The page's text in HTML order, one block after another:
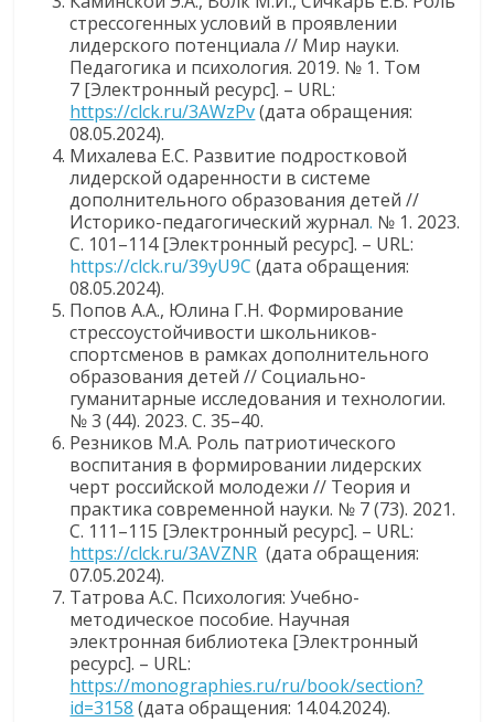
стрессогенных условий в проявлении
лидерского потенциала // Мир науки.
Педагогика и психология. 2019. № 1. Том
7 [Электронный ресурс]. – URL:
https://clck.ru/3AWzPv(дата обращения:
08.05.2024).
Михалева Е.С. Развитие подростковой
лидерской одаренности в системе
дополнительного образования детей //
Историко-педагогический журнал. № 1. 2023.
С. 101–114 [Электронный ресурс]. – URL:
https://clck.ru/39yU9C (дата обращения:
08.05.2024).
Попов А.А., Юлина Г.Н. Формирование
стрессоустойчивости школьников-
спортсменов в рамках дополнительного
образования детей // Социально-
гуманитарные исследования и технологии.
№ 3 (44). 2023. С. 35–40.
Резников М.А. Роль патриотического
воспитания в формировании лидерских
черт российской молодежи // Теория и
практика современной науки. № 7 (73). 2021.
С. 111–115 [Электронный ресурс]. – URL:
https://clck.ru/3AVZNR (дата обращения:
07.05.2024).
Татрова А.С. Психология: Учебно-
методическое пособие. Научная
электронная библиотека [Электронный
ресурс]. – URL:
https://monographies.ru/ru/book/section?
id=3158 (дата обращения: 14.04.2024).